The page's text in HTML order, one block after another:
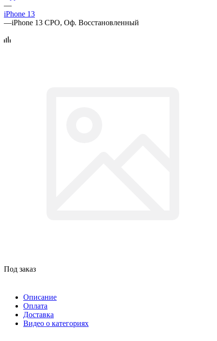
—
iPhone 13
—iPhone 13 CPO, Оф. Восстановленный
Под заказ
Описание
Оплата
Доставка
Видео о категориях